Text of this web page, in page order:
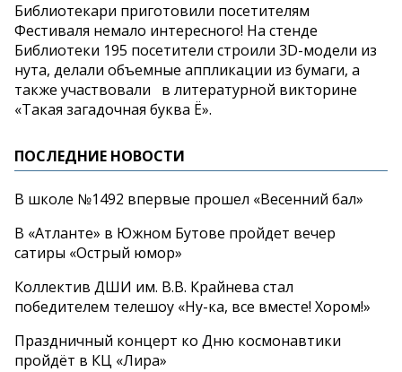
Библиотекари приготовили посетителям
Фестиваля немало интересного! На стенде
Библиотеки 195 посетители строили 3D-модели из
нута, делали объемные аппликации из бумаги, а
также участвовали ​ ​ в литературной викторине
«Такая загадочная буква Ё».
ПОСЛЕДНИЕ НОВОСТИ
В школе №1492 впервые прошел «Весенний бал»
В «Атланте» в Южном Бутове пройдет вечер
сатиры «Острый юмор»
Коллектив ДШИ им. В.В. Крайнева стал
победителем телешоу «Ну-ка, все вместе! Хором!»
Праздничный концерт ко Дню космонавтики
пройдёт в КЦ «Лира»